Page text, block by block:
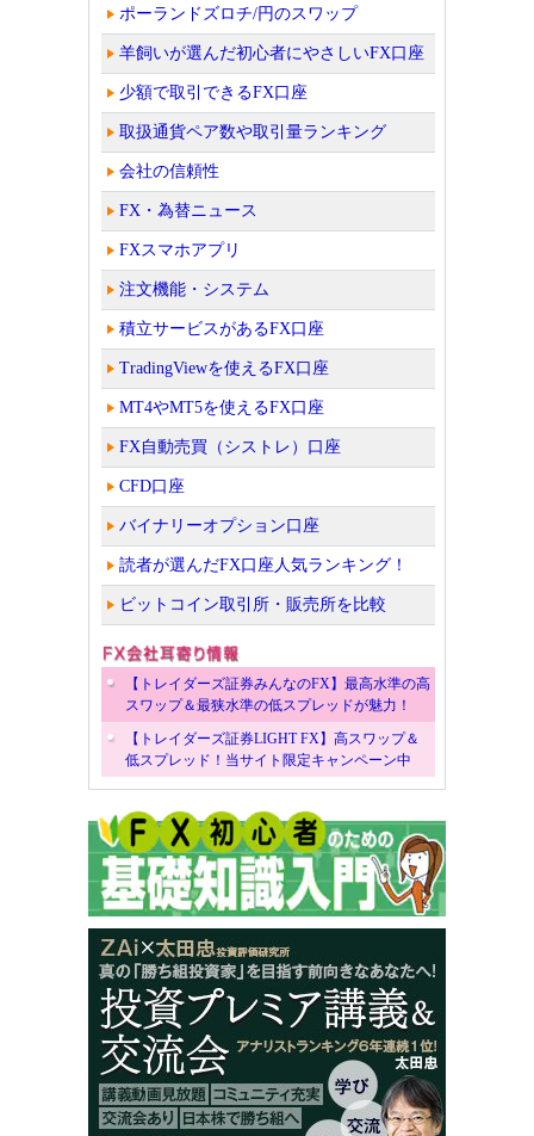
ポーランドズロチ/円のスワップ
羊飼いが選んだ初心者にやさしいFX口座
少額で取引できるFX口座
取扱通貨ペア数や取引量ランキング
会社の信頼性
FX・為替ニュース
FXスマホアプリ
注文機能・システム
積立サービスがあるFX口座
TradingViewを使えるFX口座
MT4やMT5を使えるFX口座
FX自動売買（シストレ）口座
CFD口座
バイナリーオプション口座
読者が選んだFX口座人気ランキング！
ビットコイン取引所・販売所を比較
【トレイダーズ証券みんなのFX】最高水準の高
スワップ＆最狭水準の低スプレッドが魅力！
【トレイダーズ証券LIGHT FX】高スワップ＆
低スプレッド！当サイト限定キャンペーン中